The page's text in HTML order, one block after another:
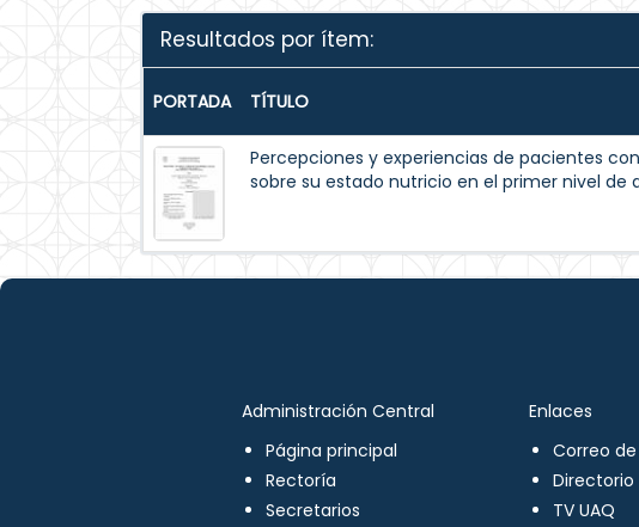
Resultados por ítem:
PORTADA TÍTULO
Percepciones y experiencias de pacientes
sobre su estado nutricio en el primer nivel de
Administración Central
Página principal
Rectoría
Secretarios
Enlaces
Correo de
Directorio
TV UAQ